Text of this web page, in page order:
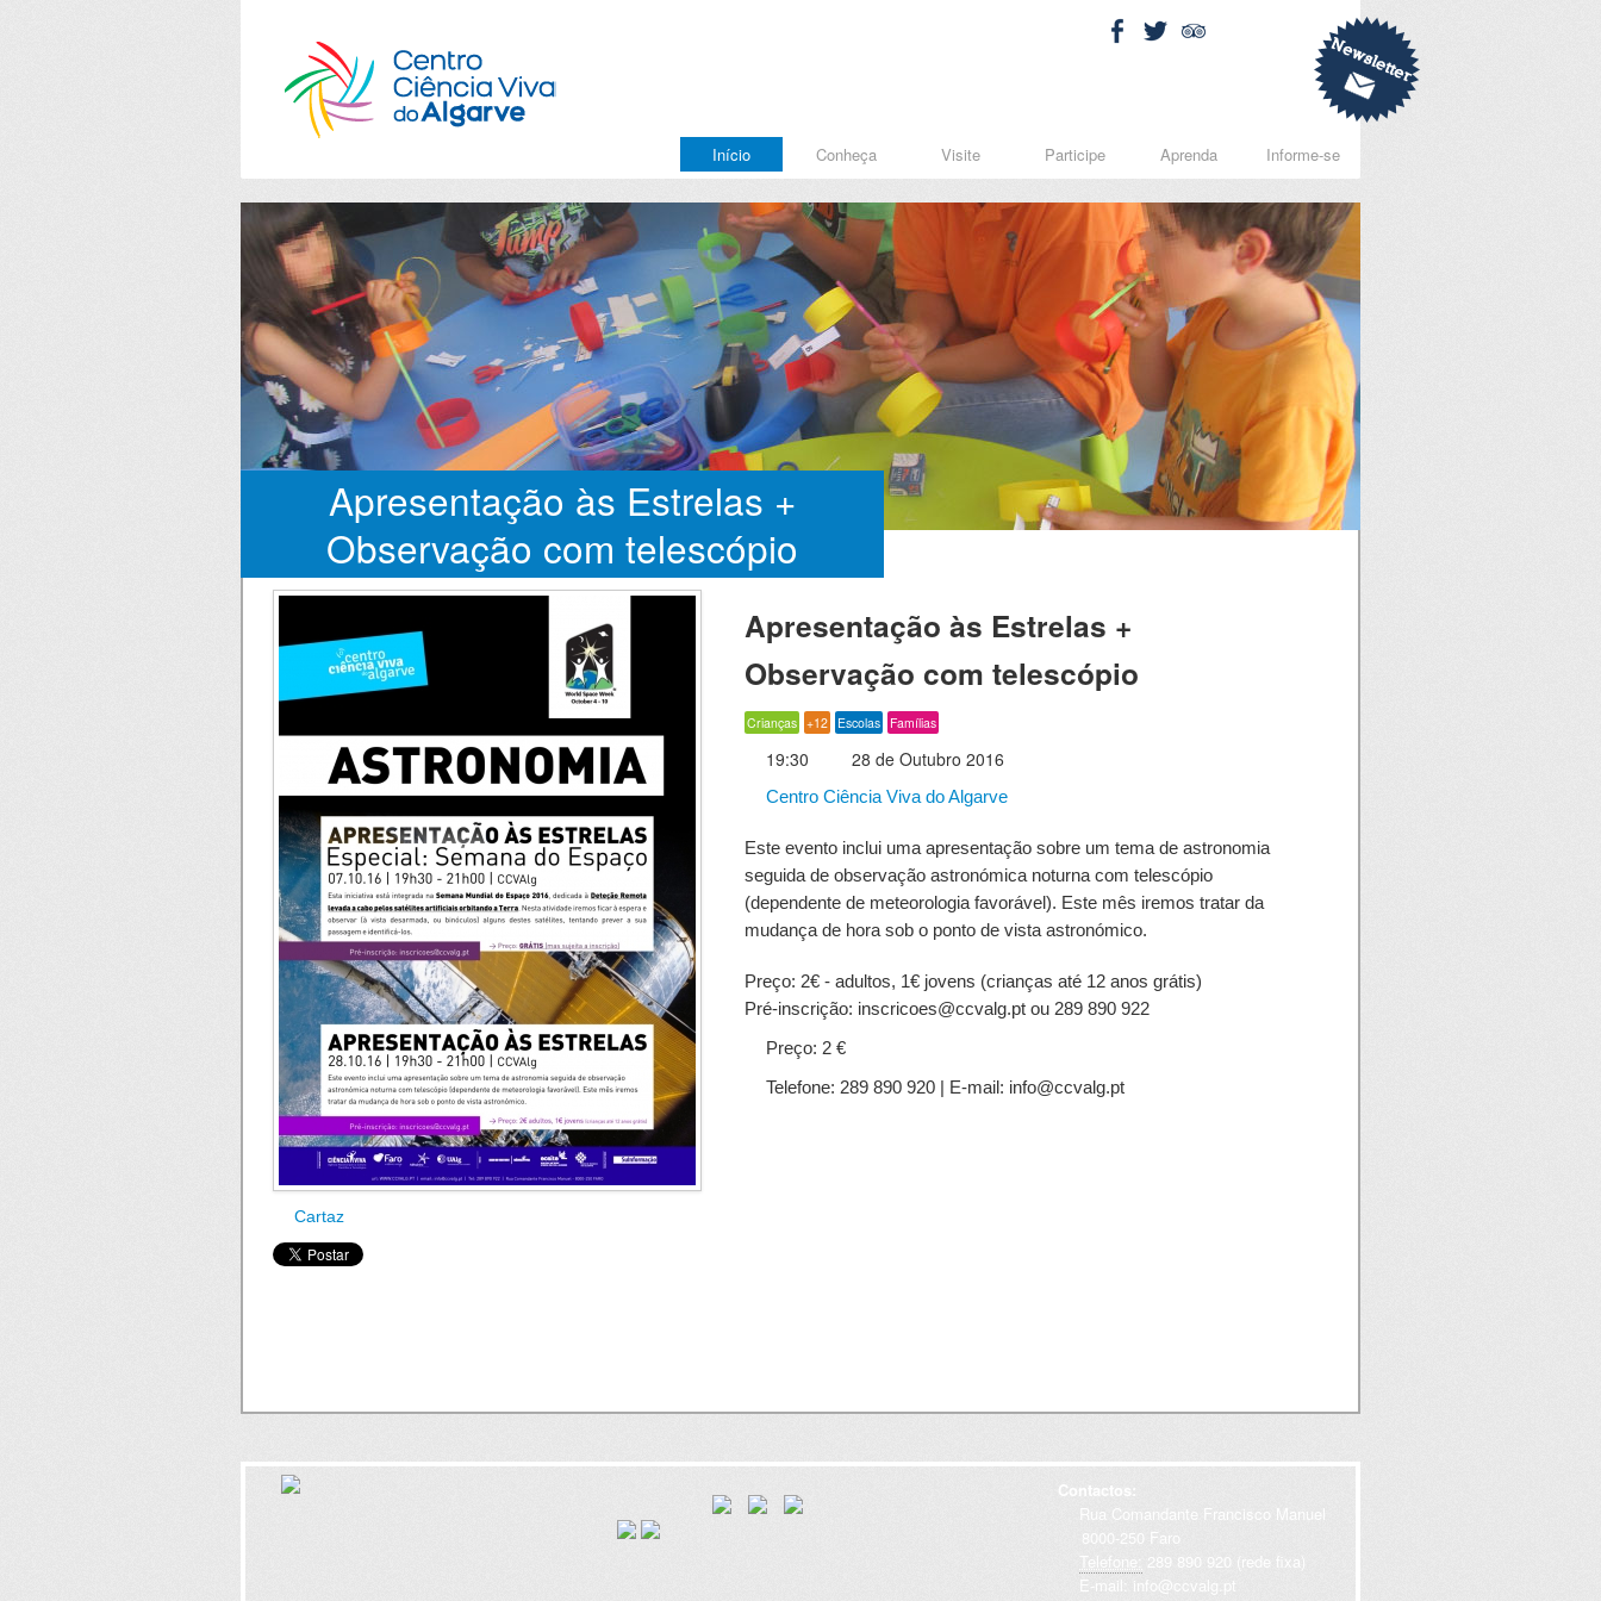
Início Conheça Visite Participe Aprenda Informe-se
Apresentação às Estrelas +
Observação com telescópio
Cartaz
Apresentação às Estrelas +
Observação com telescópio
Crianças +12 Escolas Famílias
19:30 28 de Outubro 2016
Centro Ciência Viva do Algarve
Este evento inclui uma apresentação sobre um tema de astronomia
seguida de observação astronómica noturna com telescópio
(dependente de meteorologia favorável). Este mês iremos tratar da
mudança de hora sob o ponto de vista astronómico.
Preço: 2€ - adultos, 1€ jovens (crianças até 12 anos grátis)
Pré-inscrição: inscricoes@ccvalg.pt ou 289 890 922
Preço: 2 €
Telefone: 289 890 920 | E-mail: info@ccvalg.pt
Contactos:
Rua Comandante Francisco Manuel
8000-250 Faro
Telefone: 289 890 920 (rede fixa)
E-mail: info@ccvalg.pt